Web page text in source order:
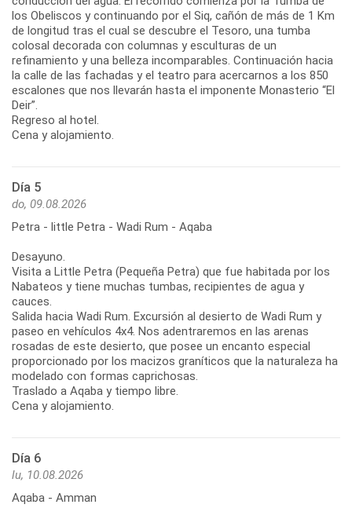
los Obeliscos y continuando por el Siq, cañón de más de 1 Km
de longitud tras el cual se descubre el Tesoro, una tumba
colosal decorada con columnas y esculturas de un
refinamiento y una belleza incomparables. Continuación hacia
la calle de las fachadas y el teatro para acercarnos a los 850
escalones que nos llevarán hasta el imponente Monasterio “El
Deir”.
Regreso al hotel.
Cena y alojamiento.
Día 5
do, 09.08.2026
Petra - little Petra - Wadi Rum - Aqaba
Desayuno.
Visita a Little Petra (Pequeña Petra) que fue habitada por los
Nabateos y tiene muchas tumbas, recipientes de agua y
cauces.
Salida hacia Wadi Rum. Excursión al desierto de Wadi Rum y
paseo en vehículos 4x4. Nos adentraremos en las arenas
rosadas de este desierto, que posee un encanto especial
proporcionado por los macizos graníticos que la naturaleza ha
modelado con formas caprichosas.
Traslado a Aqaba y tiempo libre.
Cena y alojamiento.
Día 6
lu, 10.08.2026
Aqaba - Amman